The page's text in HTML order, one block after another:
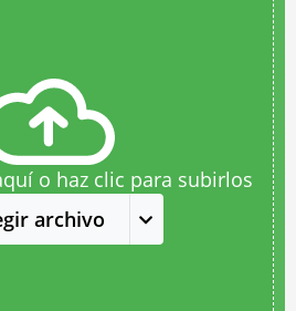
o haz clic para subirlos
archivo